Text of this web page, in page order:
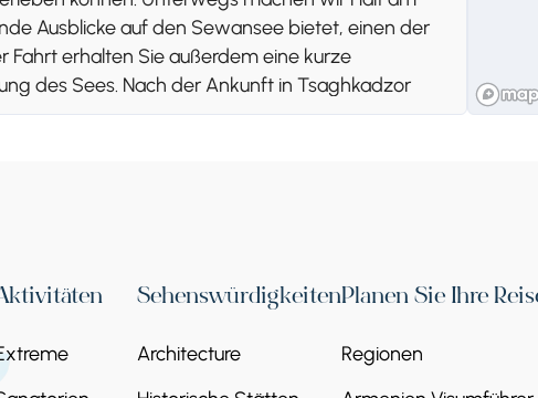
Ausblicke auf den Sewansee bietet, einen der
Fahrt erhalten Sie außerdem eine kurze
des Sees. Nach der Ankunft in Tsaghkadzor
einen beeindruckenden mittelalterlichen
Armeniens wichtigstem
Sehenswürdigkeiten
Architecture
Planen Sie Ihre
Regionen